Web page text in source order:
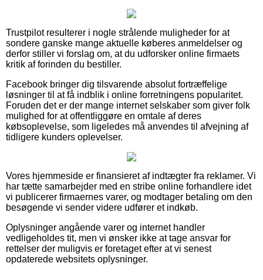
Trustpilot resulterer i nogle strålende muligheder for at
sondere ganske mange aktuelle køberes anmeldelser og
derfor stiller vi forslag om, at du udforsker online firmaets
kritik af forinden du bestiller.
Facebook bringer dig tilsvarende absolut fortræffelige
løsninger til at få indblik i online forretningens popularitet.
Foruden det er der mange internet selskaber som giver folk
mulighed for at offentliggøre en omtale af deres
købsoplevelse, som ligeledes må anvendes til afvejning af
tidligere kunders oplevelser.
Vores hjemmeside er finansieret af indtægter fra reklamer. Vi
har tætte samarbejder med en stribe online forhandlere idet
vi publicerer firmaernes varer, og modtager betaling om den
besøgende vi sender videre udfører et indkøb.
Oplysninger angående varer og internet handler
vedligeholdes tit, men vi ønsker ikke at tage ansvar for
rettelser der muligvis er foretaget efter at vi senest
opdaterede websitets oplysninger.